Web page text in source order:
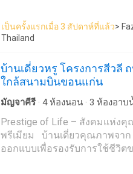
อายุที่ต้องการบ้านชั้นเดียวพร้
ทำงานที่ต้องการบ้านใกล้เมืองแ
ผู้ที่มองหาบ้านราคาไม่เกิน 3
ราคา2,390,000 บาทค่าใช้จ่าย
นัดชมบ้านคุณแม็ก📞 061-342-
--บ้านขอนแก่น, บ้านเดี่ยวขอนแ
ขอนแก่น, บ้านพระลับ, บ้านใกล้
ราชมงคลขอนแก่น, บ้านพร้อม
เกิน 3 ล้าน ขอนแก่น, บ้านเดี่ย
เข้ามาเสน่ห์ของบ้านไม่ได้อยู่เ
สะท้อนรสนิยมแบบ Timeless
สามารถตกแต่งต่อได้ทั้งแนว
หรือ Modern Luxuryหากคุณก
Character มีเอกลักษณ์ และไม่เ
บ้านหลังนี้คือคำตอบ เหมาะสำหรับ ผู้ที่ต้องการ
เดี่ยวกลางเมืองขอนแก่นครอบ
มองหาบ้านสไตล์ Old Money นั
Boutique Hotel Boutique
Private Café Home Office สถานที่ใกล้เคียง ถนน
เป็นครั้งแรกเมื่อ 3 สัปดาห์ที่แล้ว>
Thailand
บ้านเดี่ยวหรู โครงการสีวลี
ใกล้สนามบินขอนแก่น
มัญจาคีรี · 4ห้องนอน · 3 ห้องอาบ
ลานระเบียง · สวน ยิม · สร
Prestige of Life – สังคมแห่ง
พรีเมียม บ้านเดี่ยวคุณภาพจาก
ออกแบบเพื่อรองรับการใช้ชีวิต